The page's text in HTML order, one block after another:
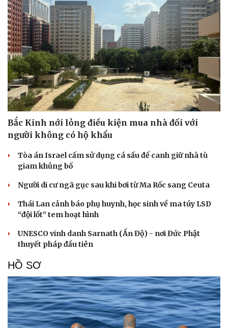
Cải chính
Bắc Kinh nới lỏng điều kiện mua nhà đối với
người không có hộ khẩu
Tòa án Israel cấm sử dụng cá sấu để canh giữ nhà tù
giam khủng bố
Người di cư ngã gục sau khi bơi từ Ma Rốc sang Ceuta
Thái Lan cảnh báo phụ huynh, học sinh về ma túy LSD
“đội lốt” tem hoạt hình
UNESCO vinh danh Sarnath (Ấn Độ) - nơi Đức Phật
thuyết pháp đầu tiên
HỒ SƠ